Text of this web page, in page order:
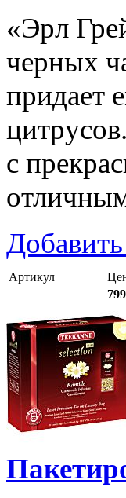
«Эрл
черных
придает
с
Артикул
799